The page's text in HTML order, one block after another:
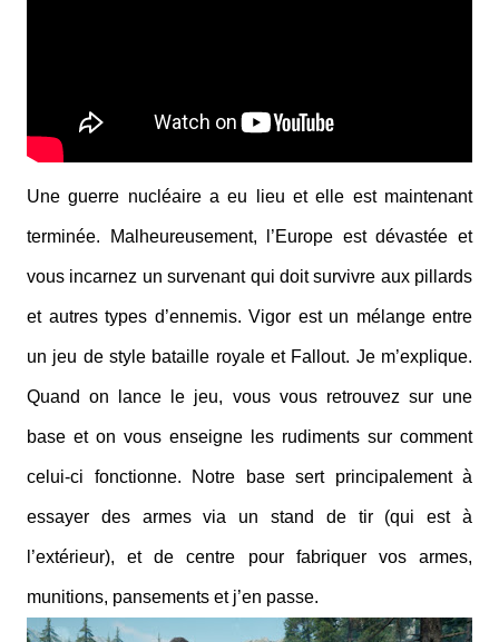
Une guerre nucléaire a eu lieu et elle est maintenant
terminée. Malheureusement, l’Europe est dévastée et
vous incarnez un survenant qui doit survivre aux pillards
et autres types d’ennemis. Vigor est un mélange entre
un jeu de style bataille royale et Fallout. Je m’explique.
Quand on lance le jeu, vous vous retrouvez sur une
base et on vous enseigne les rudiments sur comment
celui-ci fonctionne. Notre base sert principalement à
essayer des armes via un stand de tir (qui est à
l’extérieur), et de centre pour fabriquer vos armes,
munitions, pansements et j’en passe.